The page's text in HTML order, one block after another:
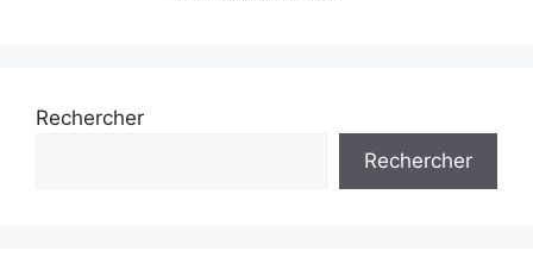
Rechercher
Rechercher